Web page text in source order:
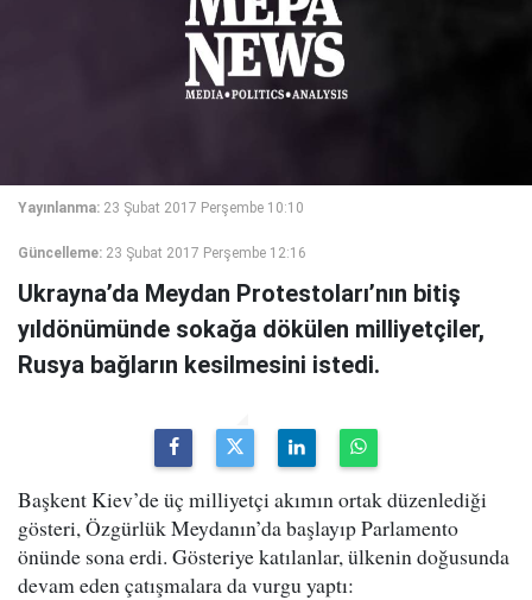
Yayınlanma: 23 Şubat 2017 Perşembe 10:10
Güncelleme: 23 Şubat 2017 Perşembe 12:16
Ukrayna’da Meydan Protestoları’nın bitiş
yıldönümünde sokağa dökülen milliyetçiler,
Rusya bağların kesilmesini istedi.
Başkent Kiev’de üç milliyetçi akımın ortak düzenlediği
gösteri, Özgürlük Meydanın’da başlayıp Parlamento
önünde sona erdi. Gösteriye katılanlar, ülkenin doğusunda
devam eden çatışmalara da vurgu yaptı: